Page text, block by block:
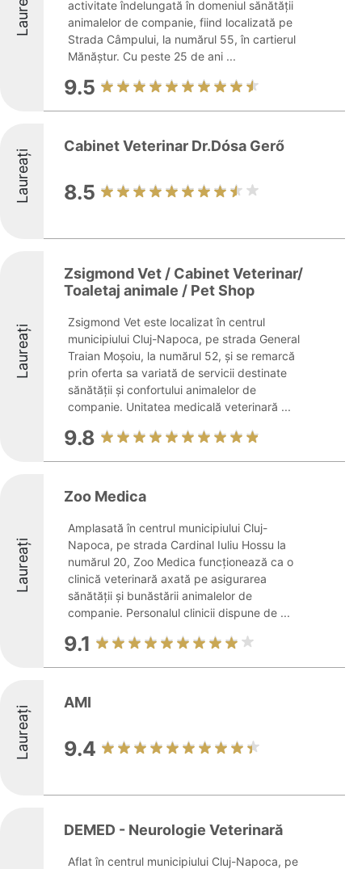
activitate îndelungată în domeniul sănătății
animalelor de companie, fiind localizată pe
Strada Câmpului, la numărul 55, în cartierul
Mănăștur. Cu peste 25 de ani ...
9.5
Laureați
Cabinet Veterinar Dr.Dósa Gerő
8.5
Laureați
Zsigmond Vet / Cabinet Veterinar/
Toaletaj animale / Pet Shop
Zsigmond Vet este localizat în centrul
municipiului Cluj-Napoca, pe strada General
Traian Moșoiu, la numărul 52, și se remarcă
prin oferta sa variată de servicii destinate
sănătății și confortului animalelor de
companie. Unitatea medicală veterinară ...
9.8
Laureați
Zoo Medica
Amplasată în centrul municipiului Cluj-
Napoca, pe strada Cardinal Iuliu Hossu la
numărul 20, Zoo Medica funcționează ca o
clinică veterinară axată pe asigurarea
sănătății și bunăstării animalelor de
companie. Personalul clinicii dispune de ...
9.1
Laureați
AMI
9.4
DEMED - Neurologie Veterinară
Aflat în centrul municipiului Cluj-Napoca, pe